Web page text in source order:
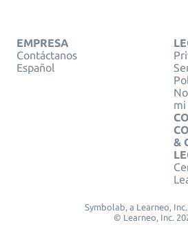
EMPRESA
Contáctanos
Español
mi
&
Symbolab, a Learneo,
© Learneo, Inc.